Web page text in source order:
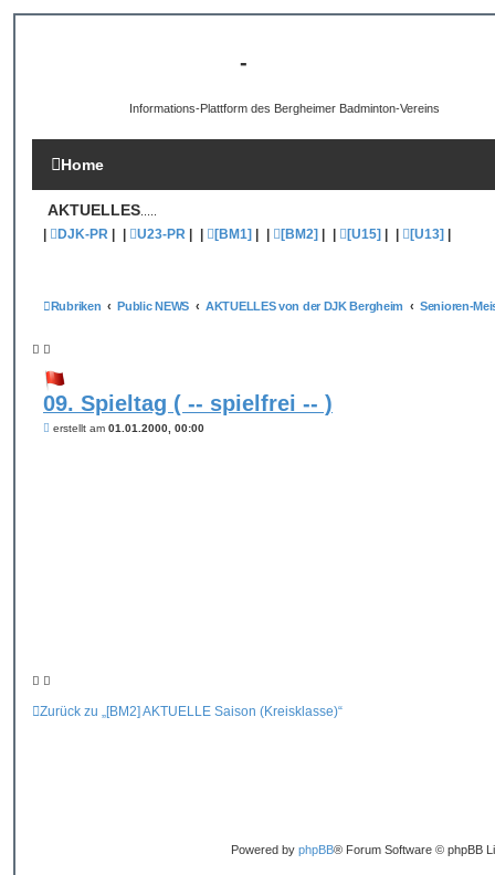
-
Informations-Plattform des Bergheimer Badminton-Vereins
Home
AKTUELLES
| DJK-PR | | U23-PR | | [BM1] | | [BM2] | | [U15] | | [U13] |
Rubriken Public NEWS AKTUELLES von der DJK Bergheim
09. Spieltag ( -- spielfrei -- )
Berstellt am 01.01.2000, 00:00
Zurück zu „[BM2] AKTUELLE Saison (Kreisklasse)“
Powered by phpBB® Forum Software © phpBB